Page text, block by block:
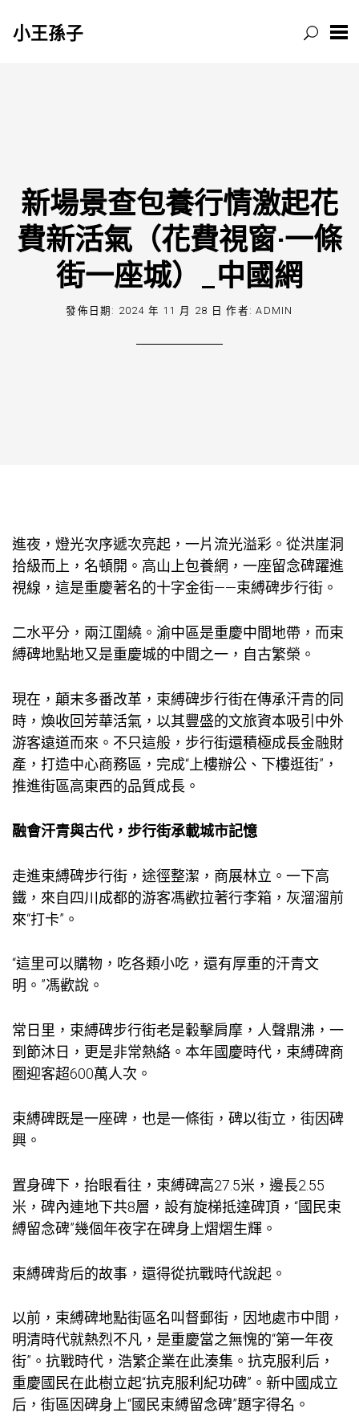
小王孫子
新場景查包養行情激起花
費新活氣（花費視窗·一條
街一座城）_中國網
發佈日期: 2024 年 11 月 28 日 作者:ADMIN
進夜，燈光次序遞次亮起，一片流光溢彩。從洪崖洞
拾級而上，名頓開。高山上包養網 ，一座留念碑躍進
視線，這是重慶著名的十字金街——束縛碑步行街。
二水平分，兩江圍繞。渝中區是重慶中間地帶，而束
縛碑地點地又是重慶城的中間之一，自古繁榮。
現在，顛末多番改革，束縛碑步行街在傳承汗青的同
時，煥收回芳華活氣，以其豐盛的文旅資本吸引中外
游客遠道而來。不只這般，步行街還積極成長金融財
產，打造中心商務區，完成“上樓辦公、下樓逛街”，
推進街區高東西的品質成長。
融會汗青與古代，步行街承載城市記憶
走進束縛碑步行街，途徑整潔，商展林立。一下高
鐵，來自四川成都的游客馮歡拉著行李箱，灰溜溜前
來“打卡”。
“這里可以購物，吃各類小吃，還有厚重的汗青文
明。”馮歡說。
常日里，束縛碑步行街老是轂擊肩摩，人聲鼎沸，一
到節沐日，更是非常熱絡。本年國慶時代，束縛碑商
圈迎客超600萬人次。
束縛碑既是一座碑，也是一條街，碑以街立，街因碑
興。
置身碑下，抬眼看往，束縛碑高27.5米，邊長2.55
米，碑內連地下共8層，設有旋梯抵達碑頂，“國民束
縛留念碑”幾個年夜字在碑身上熠熠生輝。
束縛碑背后的故事，還得從抗戰時代說起。
以前，束縛碑地點街區名叫督郵街，因地處市中間，
明清時代就熱烈不凡，是重慶當之無愧的“第一年夜
街”。抗戰時代，浩繁企業在此湊集。抗克服利后，
重慶國民在此樹立起“抗克服利紀功碑”。新中國成立
后，街區因碑身上“國民束縛留念碑”題字得名。